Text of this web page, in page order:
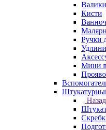
Валики
Кисти
Ручки
Мини
Назад